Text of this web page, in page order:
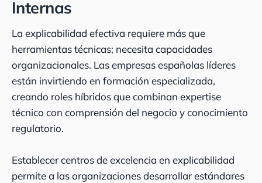
Internas
La explicabilidad efectiva requiere más que
herramientas técnicas; necesita capacidades
organizacionales. Las empresas españolas líderes
están invirtiendo en formación especializada,
creando roles híbridos que combinan expertise
técnico con comprensión del negocio y conocimiento
regulatorio.
Establecer centros de excelencia en explicabilidad
permite a las organizaciones desarrollar estándares